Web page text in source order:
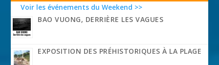
Voir les événements du Weekend >>
BAO VUONG, DERRIÈRE LES VAGUES
EXPOSITION DES PRÉHISTORIQUES À LA PLAGE